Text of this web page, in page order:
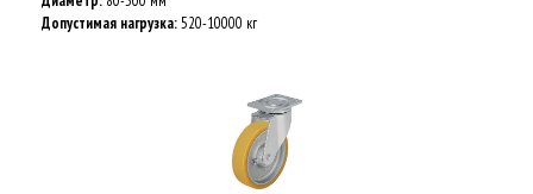
Допустимая нагрузка:520-10000 кг